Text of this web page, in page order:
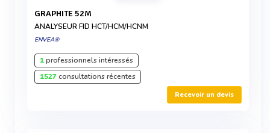
GRAPHITE 52M
ANALYSEUR FID HCT/HCM/HCNM
ENVEA®
1professionnels intéressés
1527consultations récentes
Recevoir un devis